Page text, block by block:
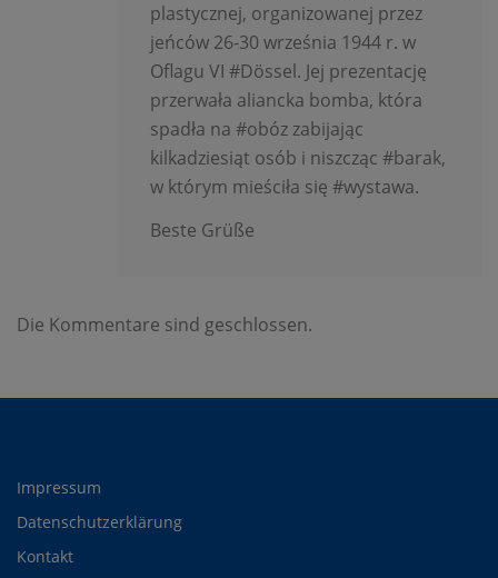
plastycznej, organizowanej przez
jeńców 26-30 września 1944 r. w
Oflagu VI #Dössel. Jej prezentację
przerwała aliancka bomba, która
spadła na #obóz zabijając
kilkadziesiąt osób i niszcząc #barak,
w którym mieściła się #wystawa.
Beste Grüße
Die Kommentare sind geschlossen.
Impressum
Datenschutzerklärung
Kontakt